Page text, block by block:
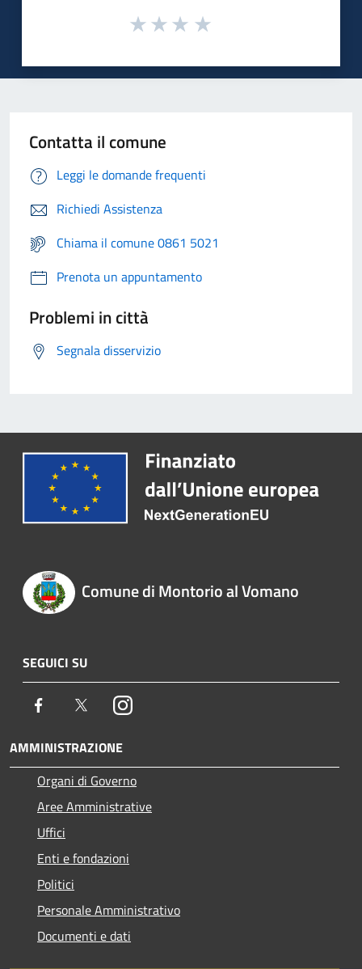
Contatta il comune
Leggi le domande frequenti
Richiedi Assistenza
Chiama il comune 0861 5021
Prenota un appuntamento
Problemi in città
Segnala disservizio
Comune di Montorio al Vomano
SEGUICI SU
Facebook TwitterInstagram
AMMINISTRAZIONE
Organi di Governo
Aree Amministrative
Uffici
Enti e fondazioni
Politici
Personale Amministrativo
Documenti e dati